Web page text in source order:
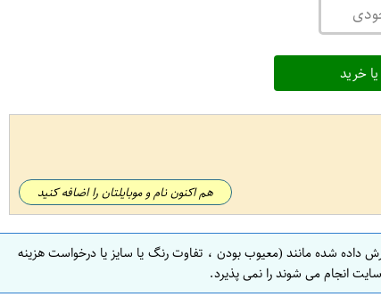
خرید
هم اکنون نام و موبایلتان را اضافه کنید
داده شده مانند (معیوب بودن ، تفاوت رنگ یا سایز یا درخواست هزینه
انجام می شوند را نمی پذیرد.